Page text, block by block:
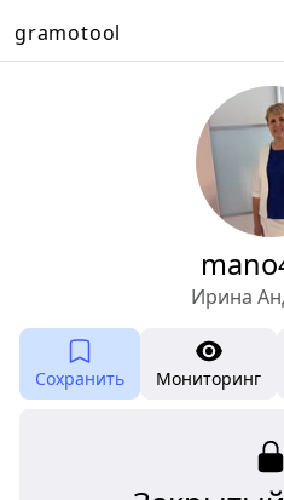
gramotool
Ирина
Сохранить Мониторинг